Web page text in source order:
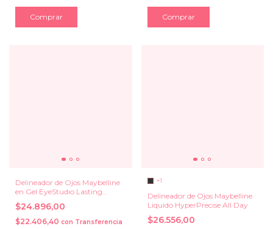
Delineador de Ojos Maybelline
en Gel EyeStudio Lasting
Drama
$24.896,00
$22.406,40 con Transferencia
+1
Delineador de Ojos Maybelline
Liquido HyperPrecise All Day
$26.556,00